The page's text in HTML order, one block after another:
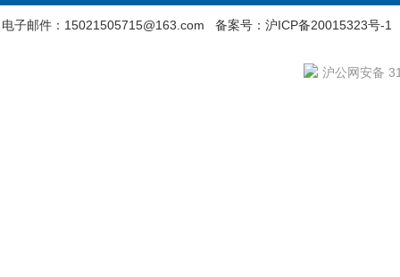
电子邮件：15021505715@163.com 备案号：沪ICP备20015323号-1
沪公网安备